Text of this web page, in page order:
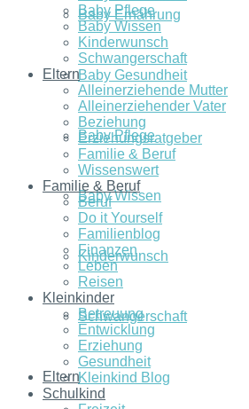
Baby Ernährung
Baby Gesundheit
Baby Pflege
Baby Wissen
Kinderwunsch
Schwangerschaft
Eltern
Baby Pflege
Baby Wissen
Kinderwunsch
Schwangerschaft
Eltern
Alleinerziehende Mutter
Alleinerziehender Vater
Beziehung
Erziehungsratgeber
Familie & Beruf
Wissenswert
Familie & Beruf
Beruf
Do it Yourself
Familienblog
Finanzen
Leben
Reisen
Kleinkinder
Betreuung
Entwicklung
Erziehung
Gesundheit
Kleinkind Blog
Schulkind